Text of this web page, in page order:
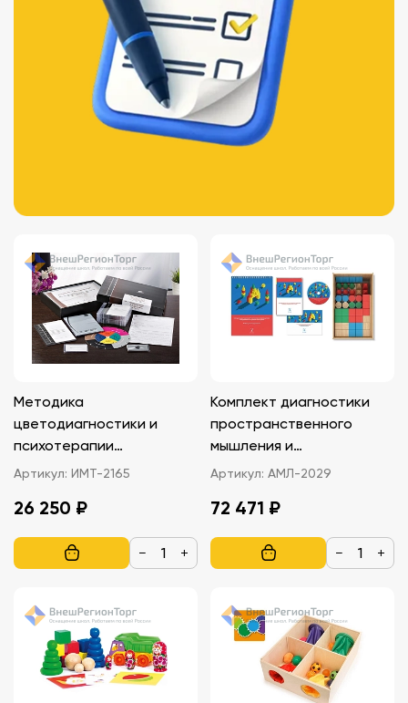
Методика
цветодиагностики и
психотерапии
произведениями
Артикул: ИМТ-2165
26 250 ₽
− +
Комплект диагностики
пространственного
мышления и
моделирующей
Артикул: АМЛ-2029
72 471 ₽
− +